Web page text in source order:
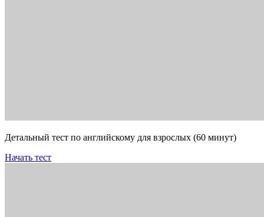
Детальный тест по английскому для взрослых (60 минут)
Начать тест